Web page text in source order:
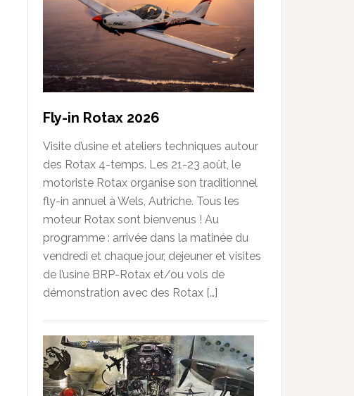
Fly-in Rotax 2026
Visite d’usine et ateliers techniques autour
des Rotax 4-temps. Les 21-23 août, le
motoriste Rotax organise son traditionnel
fly-in annuel à Wels, Autriche. Tous les
moteur Rotax sont bienvenus ! Au
programme : arrivée dans la matinée du
vendredi et chaque jour, dejeuner et visites
de l’usine BRP-Rotax et/ou vols de
démonstration avec des Rotax […]